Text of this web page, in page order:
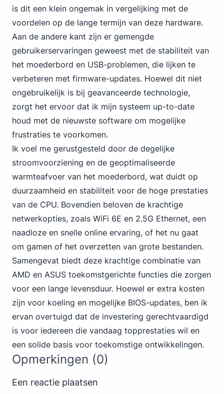
is dit een klein ongemak in vergelijking met de
voordelen op de lange termijn van deze hardware.
Aan de andere kant zijn er gemengde
gebruikerservaringen geweest met de stabiliteit van
het moederbord en USB-problemen, die lijken te
verbeteren met firmware-updates. Hoewel dit niet
ongebruikelijk is bij geavanceerde technologie,
zorgt het ervoor dat ik mijn systeem up-to-date
houd met de nieuwste software om mogelijke
frustraties te voorkomen.
Ik voel me gerustgesteld door de degelijke
stroomvoorziening en de geoptimaliseerde
warmteafvoer van het moederbord, wat duidt op
duurzaamheid en stabiliteit voor de hoge prestaties
van de CPU. Bovendien beloven de krachtige
netwerkopties, zoals WiFi 6E en 2.5G Ethernet, een
naadloze en snelle online ervaring, of het nu gaat
om gamen of het overzetten van grote bestanden.
Samengevat biedt deze krachtige combinatie van
AMD en ASUS toekomstgerichte functies die zorgen
voor een lange levensduur. Hoewel er extra kosten
zijn voor koeling en mogelijke BIOS-updates, ben ik
ervan overtuigd dat de investering gerechtvaardigd
is voor iedereen die vandaag topprestaties wil en
een solide basis voor toekomstige ontwikkelingen.
Opmerkingen (0)
Een reactie plaatsen